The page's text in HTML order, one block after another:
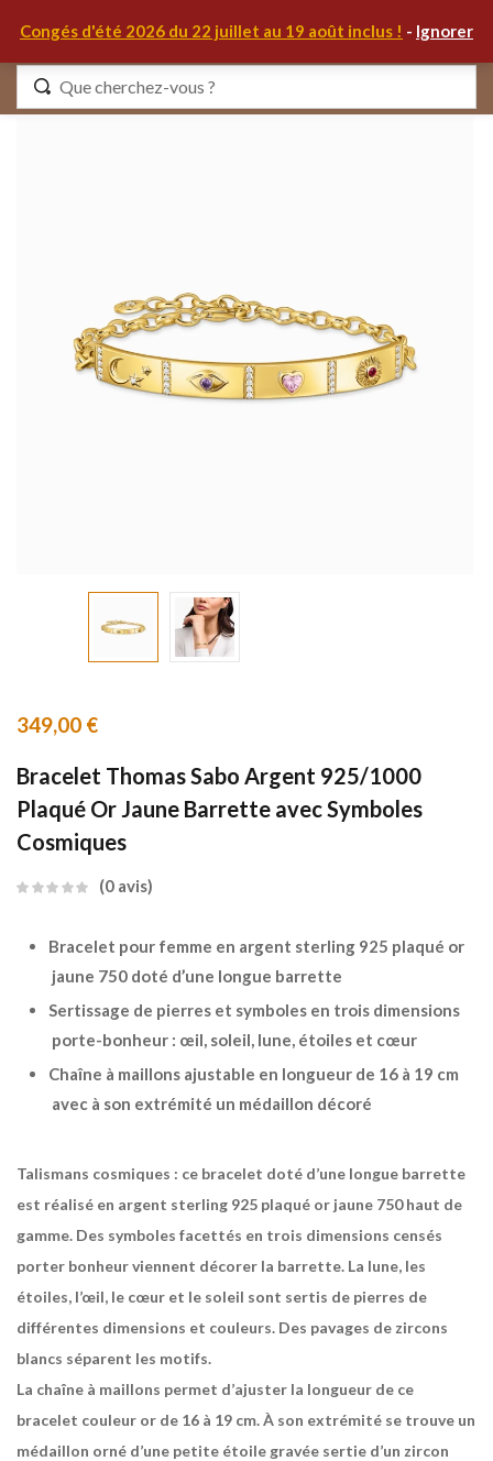
Congés d'été 2026 du 22 juillet au 19 août inclus ! - Ignorer
349,00 €
Bracelet Thomas Sabo Argent 925/1000
Plaqué Or Jaune Barrette avec Symboles
Cosmiques
0 avis
Bracelet pour femme en argent sterling 925 plaqué or
jaune 750 doté d’une longue barrette
Sertissage de pierres et symboles en trois dimensions
porte-bonheur : œil, soleil, lune, étoiles et cœur
Chaîne à maillons ajustable en longueur de 16 à 19 cm
avec à son extrémité un médaillon décoré
Talismans cosmiques : ce bracelet doté d’une longue barrette
est réalisé en argent sterling 925 plaqué or jaune 750 haut de
gamme. Des symboles facettés en trois dimensions censés
porter bonheur viennent décorer la barrette. La lune, les
étoiles, l’œil, le cœur et le soleil sont sertis de pierres de
différentes dimensions et couleurs. Des pavages de zircons
blancs séparent les motifs.
La chaîne à maillons permet d’ajuster la longueur de ce
bracelet couleur or de 16 à 19 cm. À son extrémité se trouve un
médaillon orné d’une petite étoile gravée sertie d’un zircon
Identifiez-vous
S'IDENTIFIER
MON COMPTE